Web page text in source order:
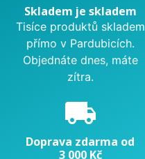
Skladem je skladem
Tisíce produktů skladem
přímo v Pardubicích.
Objednáte dnes, máte
zítra.
local_shipping
Doprava zdarma od
3 000 Kč